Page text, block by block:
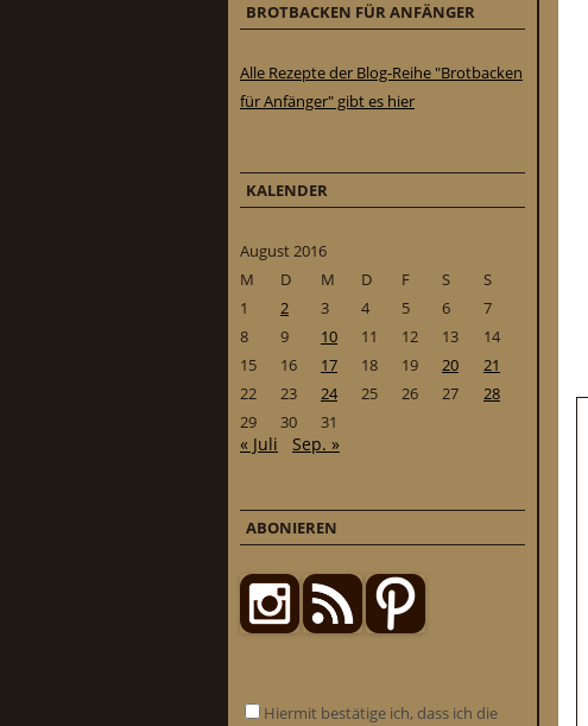
BROTBACKEN FÜR ANFÄNGER
Alle Rezepte der Blog-Reihe "Brotbacken
für Anfänger" gibt es hier
KALENDER
August 2016
M
D M D F S
S
1
2 3 4 5 6
7
8
9 10 11 12 13
14
15
16 17 18 19 20
21
22
23 24 25 26 27
28
29
30 31
« Juli Sep. »
ABONIEREN
Hiermit bestätige ich, dass ich die